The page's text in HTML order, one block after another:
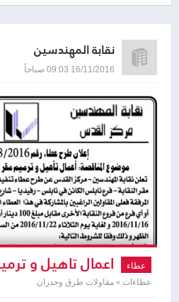
نقابة المهندسين
16/11/2016 09:03 صباحاً
عطاء اعمال تاهيل و
المهندسين
عطاءات » مقاولات طرق وجدران